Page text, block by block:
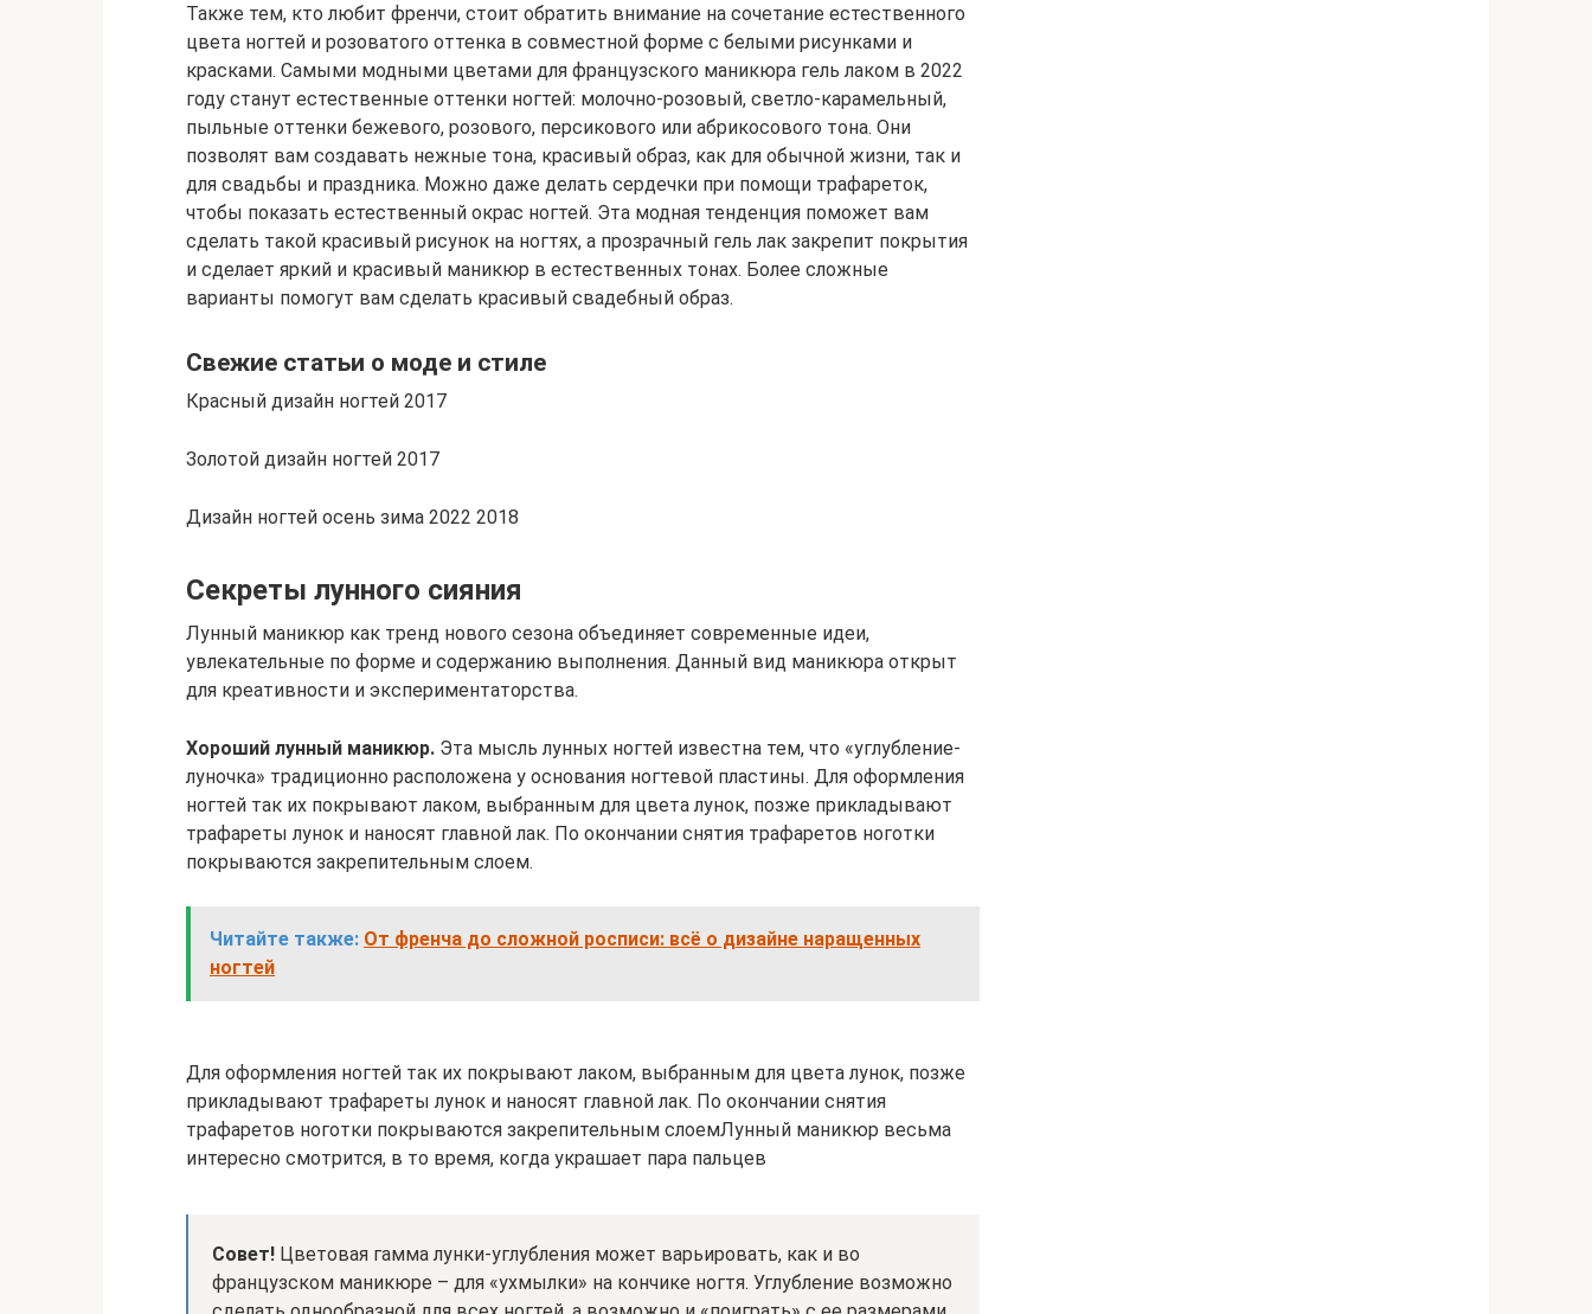
Также тем, кто любит френчи, стоит обратить внимание на сочетание естественного
цвета ногтей и розоватого оттенка в совместной форме с белыми рисунками и
красками. Самыми модными цветами для французского маникюра гель лаком в 2022
году станут естественные оттенки ногтей: молочно-розовый, светло-карамельный,
пыльные оттенки бежевого, розового, персикового или абрикосового тона. Они
позволят вам создавать нежные тона, красивый образ, как для обычной жизни, так и
для свадьбы и праздника. Можно даже делать сердечки при помощи трафареток,
чтобы показать естественный окрас ногтей. Эта модная тенденция поможет вам
сделать такой красивый рисунок на ногтях, а прозрачный гель лак закрепит покрытия
и сделает яркий и красивый маникюр в естественных тонах. Более сложные
варианты помогут вам сделать красивый свадебный образ.
Свежие статьи о моде и стиле
Красный дизайн ногтей 2017
Золотой дизайн ногтей 2017
Дизайн ногтей осень зима 2022 2018
Секреты лунного сияния
Лунный маникюр как тренд нового сезона объединяет современные идеи,
увлекательные по форме и содержанию выполнения. Данный вид маникюра открыт
для креативности и экспериментаторства.
Хороший лунный маникюр. Эта мысль лунных ногтей известна тем, что «углубление-
луночка» традиционно расположена у основания ногтевой пластины. Для оформления
ногтей так их покрывают лаком, выбранным для цвета лунок, позже прикладывают
трафареты лунок и наносят главной лак. По окончании снятия трафаретов ноготки
покрываются закрепительным слоем.
Читайте также: От френча до сложной росписи: всё о дизайне наращенных
ногтей
Для оформления ногтей так их покрывают лаком, выбранным для цвета лунок, позже
прикладывают трафареты лунок и наносят главной лак. По окончании снятия
трафаретов ноготки покрываются закрепительным слоемЛунный маникюр весьма
интересно смотрится, в то время, когда украшает пара пальцев
Совет! Цветовая гамма лунки-углубления может варьировать, как и во
французском маникюре – для «ухмылки» на кончике ногтя. Углубление возможно